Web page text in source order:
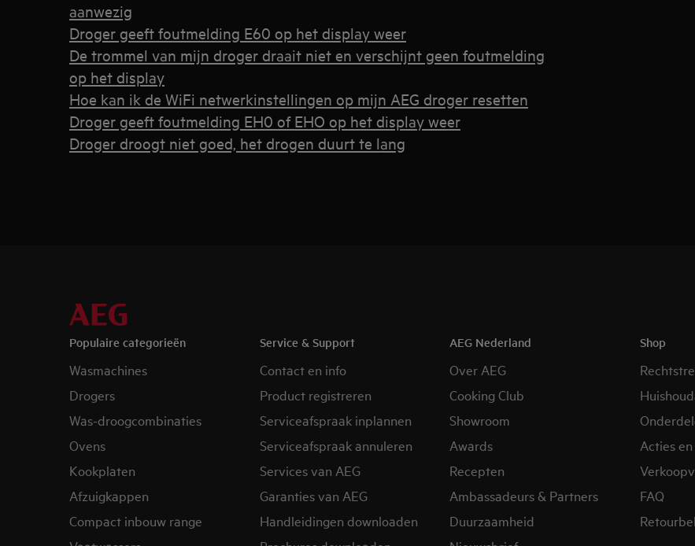
aanwezig
Droger geeft foutmelding E60 op het display weer
De trommel van mijn droger draait niet en verschijnt geen foutmelding
op het display
Hoe kan ik de WiFi netwerkinstellingen op mijn AEG droger resetten
Droger geeft foutmelding EH0 of EHO op het display weer
Droger droogt niet goed, het drogen duurt te lang
Populaire categorieën
Wasmachines
Drogers
Was-droogcombinaties
Ovens
Kookplaten
Afzuigkappen
Compact inbouw range
Service & Support
Contact en info
Product registreren
Serviceafspraak inplannen
Serviceafspraak annuleren
Services van AEG
Garanties van AEG
Handleidingen downloaden
AEG Nederland
Over AEG
Cooking Club
Showroom
Awards
Recepten
Ambassadeurs & Partners
Duurzaamheid
Shop
Acties
FAQ